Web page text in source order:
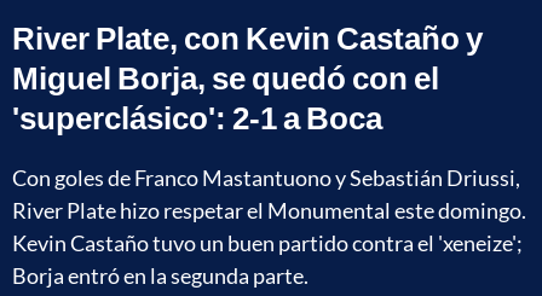
River Plate, con Kevin Castaño y
Miguel Borja, se quedó con el
'superclásico': 2-1 a Boca
Con goles de Franco Mastantuono y Sebastián Driussi,
River Plate hizo respetar el Monumental este domingo.
Kevin Castaño tuvo un buen partido contra el 'xeneize';
Borja entró en la segunda parte.